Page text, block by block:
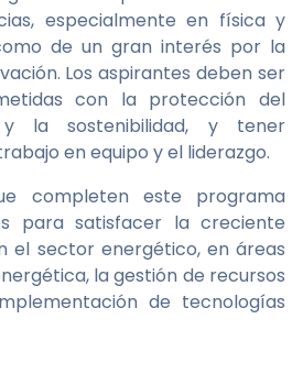
especialmente en física y
de un gran interés por la
Los aspirantes deben ser
con la protección del
la sostenibilidad, y tener
en equipo y el liderazgo.
completen este programa
para satisfacer la creciente
el sector energético, en áreas
la gestión de recursos
de tecnologías